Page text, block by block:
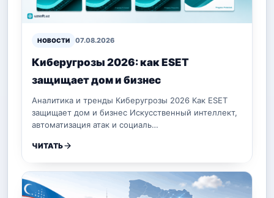
НОВОСТИ 07.08.2026
Киберугрозы 2026: как ESET
защищает дом и бизнес
Аналитика и тренды Киберугрозы 2026 Как ESET
защищает дом и бизнес Искусственный интеллект,
автоматизация атак и социаль…
ЧИТАТЬ